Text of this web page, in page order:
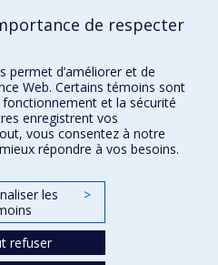
de respecter
permet d’améliorer et de
Web. Certains témoins sont
et la sécurité
enregistrent vos
vous consentez à notre
répondre à vos besoins.
les
>
refuser